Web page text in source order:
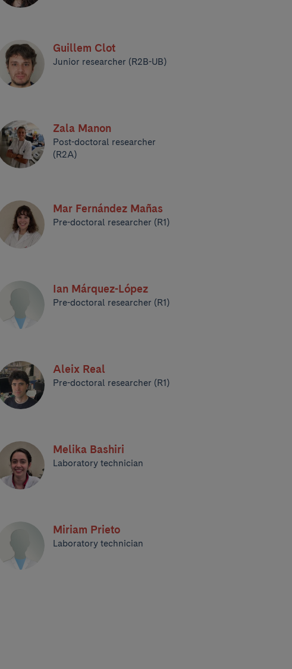
Guillem Clot
Junior researcher (R2B-UB)
Zala Manon
Post-doctoral researcher
(R2A)
Mar Fernández Mañas
Pre-doctoral researcher (R1)
Ian Márquez-López
Pre-doctoral researcher (R1)
Aleix Real
Pre-doctoral researcher (R1)
Melika Bashiri
Laboratory technician
Miriam Prieto
Laboratory technician